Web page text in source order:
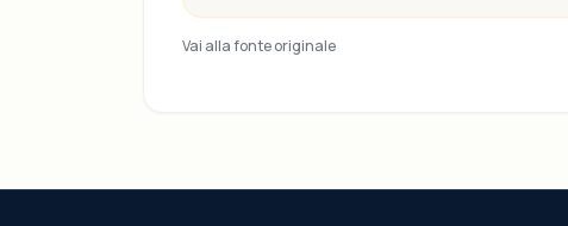
Vai alla fonte originale